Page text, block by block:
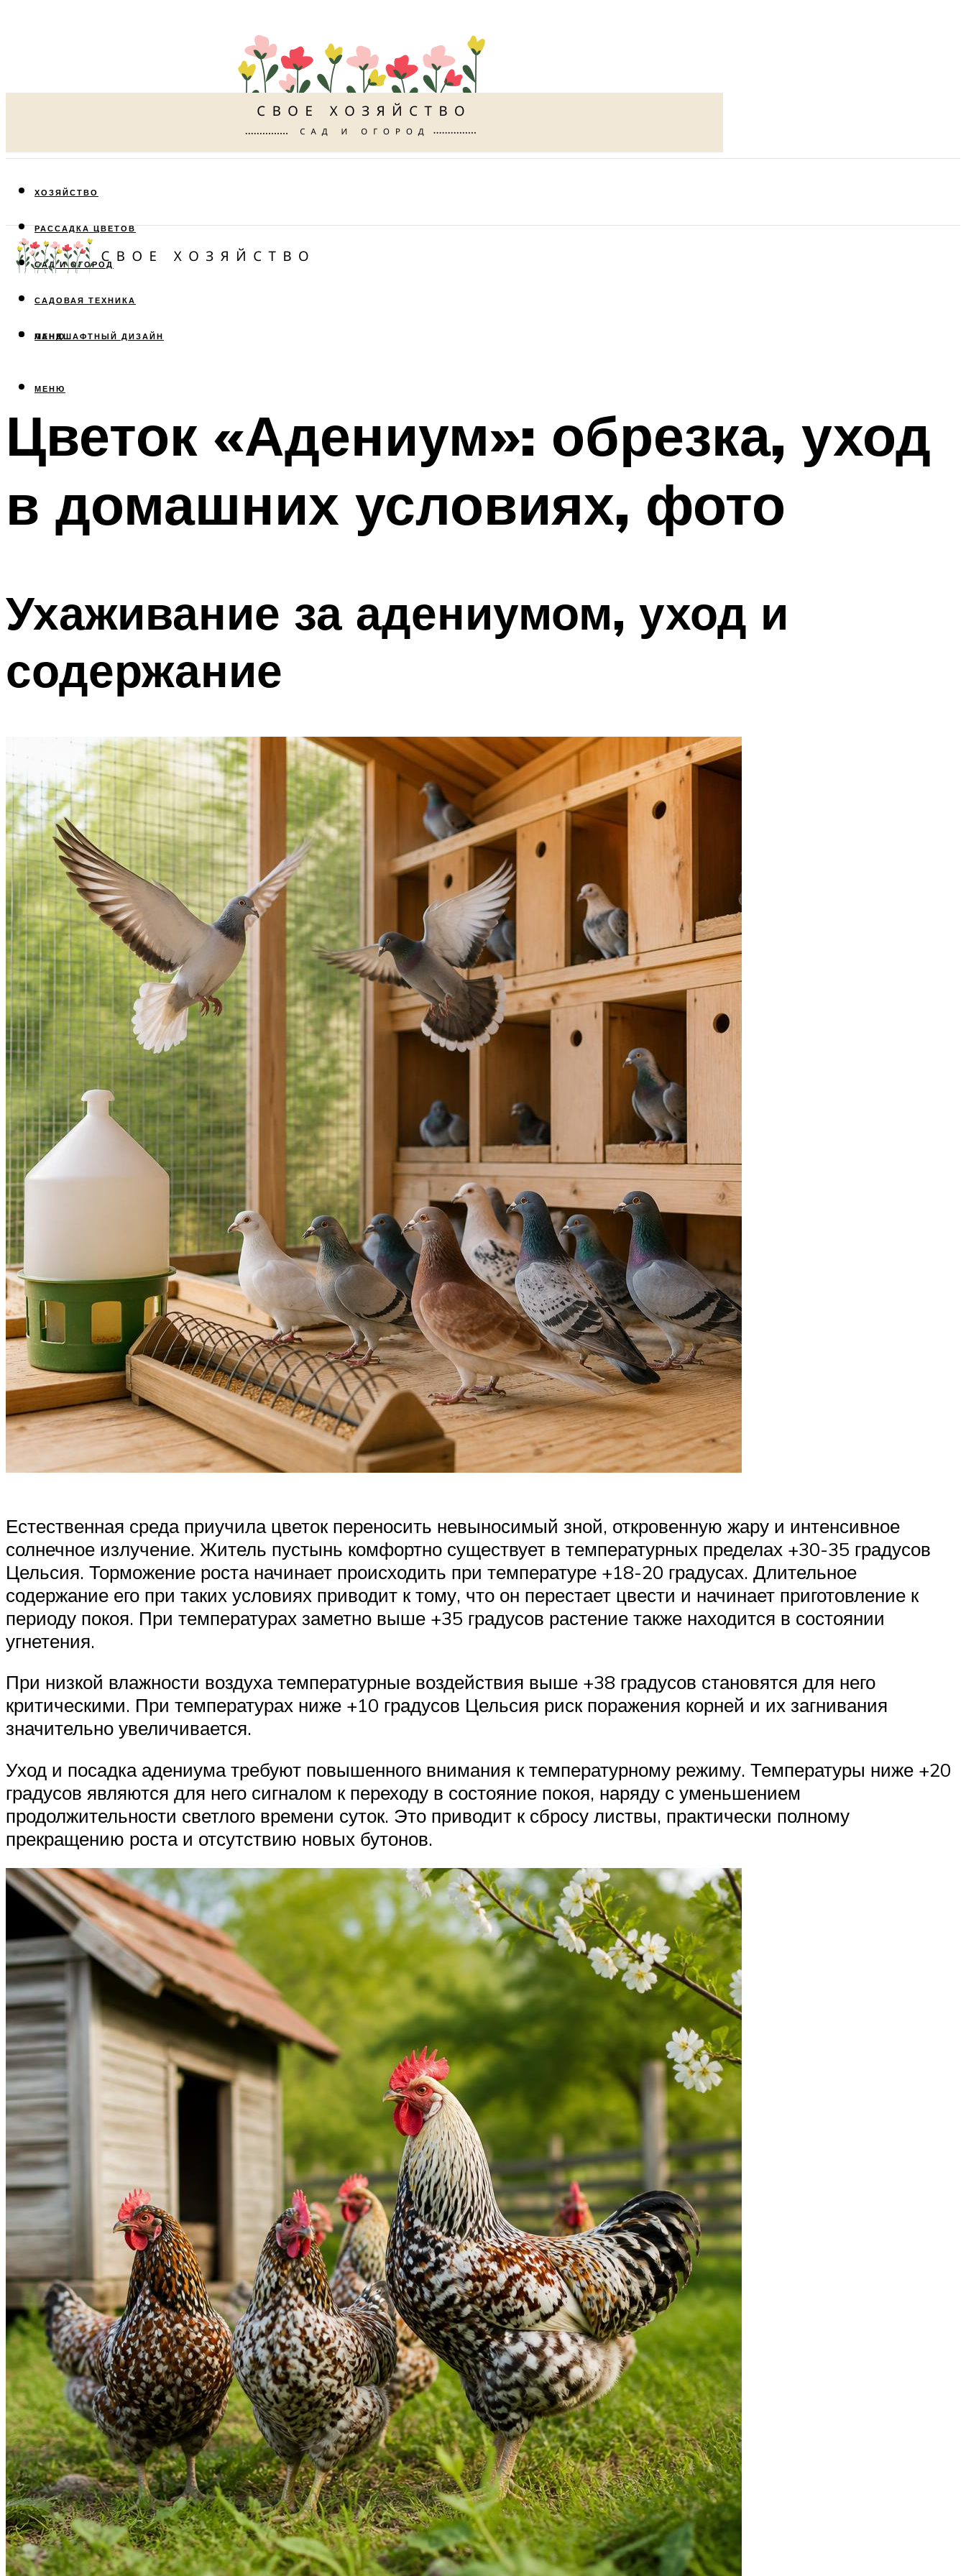
ХОЗЯЙСТВО
РАССАДКА ЦВЕТОВ
САД И ОГОРОД
САДОВАЯ ТЕХНИКА
ЛАНДШАФТНЫЙ ДИЗАЙН
МЕНЮ
МЕНЮ
Цветок «Адениум»: обрезка, уход
в домашних условиях, фото
Ухаживание за адениумом, уход и
содержание
Естественная среда приучила цветок переносить невыносимый зной, откровенную жару и интенсивное
солнечное излучение. Житель пустынь комфортно существует в температурных пределах +30-35 градусов
Цельсия. Торможение роста начинает происходить при температуре +18-20 градусах. Длительное
содержание его при таких условиях приводит к тому, что он перестает цвести и начинает приготовление к
периоду покоя. При температурах заметно выше +35 градусов растение также находится в состоянии
угнетения.
При низкой влажности воздуха температурные воздействия выше +38 градусов становятся для него
критическими. При температурах ниже +10 градусов Цельсия риск поражения корней и их загнивания
значительно увеличивается.
Уход и посадка адениума требуют повышенного внимания к температурному режиму. Температуры ниже +20
градусов являются для него сигналом к переходу в состояние покоя, наряду с уменьшением
продолжительности светлого времени суток. Это приводит к сбросу листвы, практически полному
прекращению роста и отсутствию новых бутонов.